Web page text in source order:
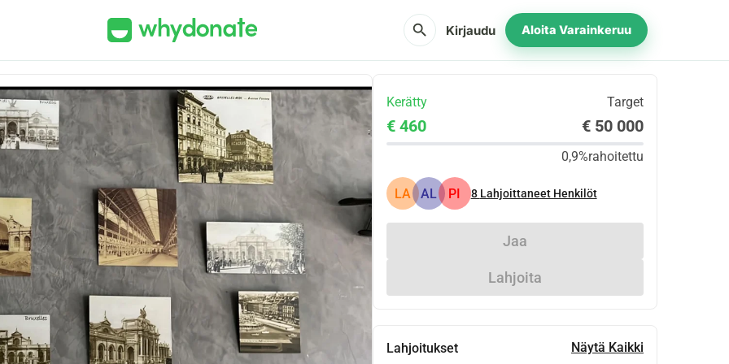
search Kirjaudu Aloita Varainkeruu
Kerätty Target
€ 460 € 50 000
0,9%rahoitettu
LA AL PI 8 Lahjoittaneet Henkilöt
Jaa
Lahjoita
Lahjoitukset Näytä Kaikki